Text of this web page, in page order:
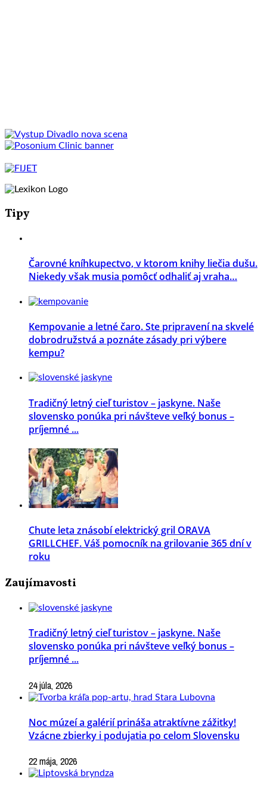
Tipy
Čarovné kníhkupectvo, v ktorom knihy liečia dušu.
Niekedy však musia pomôcť odhaliť aj vraha…
Kempovanie a letné čaro. Ste pripravení na skvelé
dobrodružstvá a poznáte zásady pri výbere
kempu?
Tradičný letný cieľ turistov – jaskyne. Naše
slovensko ponúka pri návšteve veľký bonus –
príjemné ...
Chute leta znásobí elektrický gril ORAVA
GRILLCHEF. Váš pomocník na grilovanie 365 dní v
roku
Zaujímavosti
Tradičný letný cieľ turistov – jaskyne. Naše
slovensko ponúka pri návšteve veľký bonus –
príjemné ...
24 júla, 2026
Noc múzeí a galérií prináša atraktívne zážitky!
Vzácne zbierky i podujatia po celom Slovensku
22 mája, 2026